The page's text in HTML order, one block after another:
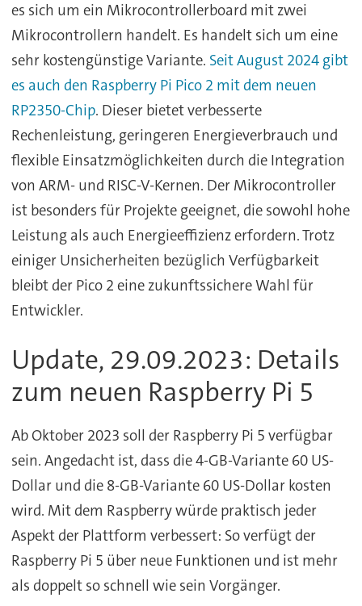
es sich um ein Mikrocontrollerboard mit zwei
Mikrocontrollern handelt. Es handelt sich um eine
sehr kostengünstige Variante. Seit August 2024 gibt
es auch den Raspberry Pi Pico 2 mit dem neuen
RP2350-Chip. Dieser bietet verbesserte
Rechenleistung, geringeren Energieverbrauch und
flexible Einsatzmöglichkeiten durch die Integration
von ARM- und RISC-V-Kernen. Der Mikrocontroller
ist besonders für Projekte geeignet, die sowohl hohe
Leistung als auch Energieeffizienz erfordern. Trotz
einiger Unsicherheiten bezüglich Verfügbarkeit
bleibt der Pico 2 eine zukunftssichere Wahl für
Entwickler.
Update, 29.09.2023: Details
zum neuen Raspberry Pi 5
Ab Oktober 2023 soll der Raspberry Pi 5 verfügbar
sein. Angedacht ist, dass die 4-GB-Variante 60 US-
Dollar und die 8-GB-Variante 60 US-Dollar kosten
wird. Mit dem Raspberry würde praktisch jeder
Aspekt der Plattform verbessert: So verfügt der
Raspberry Pi 5 über neue Funktionen und ist mehr
als doppelt so schnell wie sein Vorgänger.